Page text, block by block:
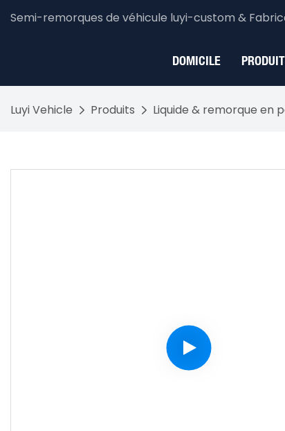
Semi-remorques de véhicule luyi-custom &
DOMICILE
Luyi Vehicle Produits Liquide & remorque en